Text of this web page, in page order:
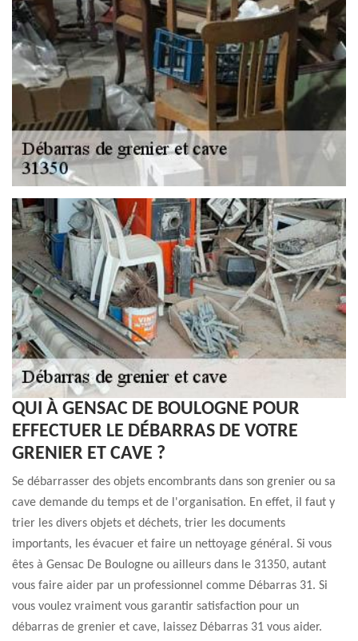
QUI À GENSAC DE BOULOGNE POUR
EFFECTUER LE DÉBARRAS DE VOTRE
GRENIER ET CAVE ?
Se débarrasser des objets encombrants dans son grenier ou sa
cave demande du temps et de l'organisation. En effet, il faut y
trier les divers objets et déchets, trier les documents
importants, les évacuer et faire un nettoyage général. Si vous
êtes à Gensac De Boulogne ou ailleurs dans le 31350, autant
vous faire aider par un professionnel comme Débarras 31. Si
vous voulez vraiment vous garantir satisfaction pour un
débarras de grenier et cave, laissez Débarras 31 vous aider.